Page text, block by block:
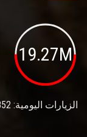
19.27M
الزيارات اليومية: 852